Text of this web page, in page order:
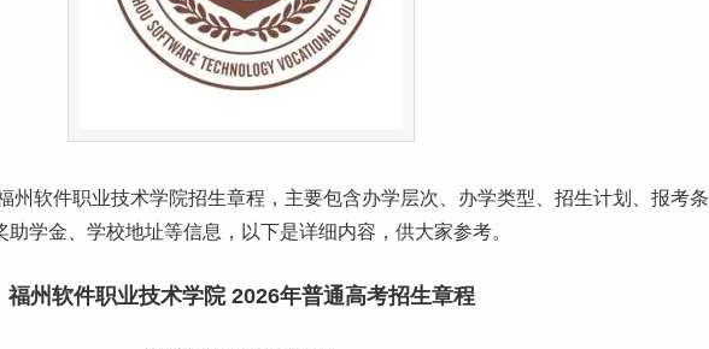
州软件职业技术学院招生章程，主要包含办学层次、办学类型、招生计划、报考条
助学金、学校地址等信息，以下是详细内容，供大家参考。
福州软件职业技术学院 2026年普通高考招生章程